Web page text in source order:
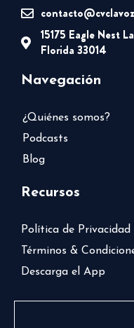
15175 Eagle Nest
Florida 33014
Navegación
¿Quiénes somos?
Podcasts
Blog
Recursos
Política de Privacidad
Términos &
Descarga el App